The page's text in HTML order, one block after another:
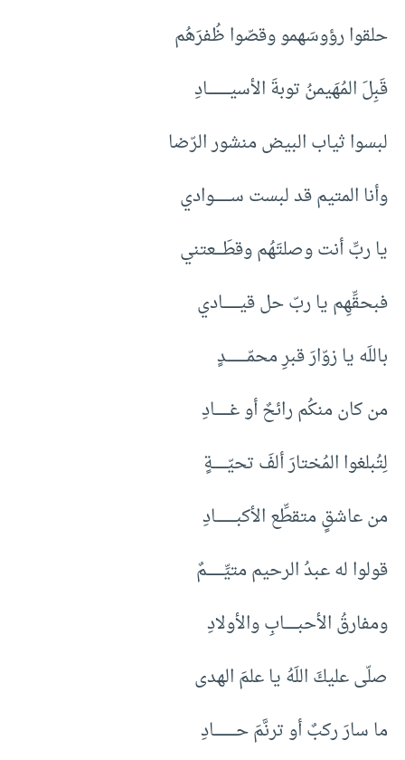
حلقوا رؤوسَهمو وقصّوا ظُفرَهُم
قَبِلَ المُهَيمنُ توبةَ الأسيــــــــــــادِ
لبسوا ثياب البيض منشور الرّضا
وأنا المتيم قد لبست ســـــــــوادي
يا ربِّ أنت وصلتَهُم وقطَــــعتني
فبحقِّهِم يا ربّ حل قيـــــــــادي
باللَه يا زوّارَ قبرِ محمّـــــــــــدٍ
من كان منكُم رائحٌ أو غــــــــادِ
لِتُبلغوا المُختارَ ألفَ تحيّــــــــةٍ
من عاشقٍ متقطِّع الأكبـــــــــــادِ
قولوا له عبدُ الرحيم متيِّـــــــــمٌ
ومفارقُ الأحبـــــــابِ والأولادِ
صلّى عليكَ اللَهُ يا علمَ الهدى
ما سارَ ركبٌ أو ترنَّمَ حــــــــــــادِ